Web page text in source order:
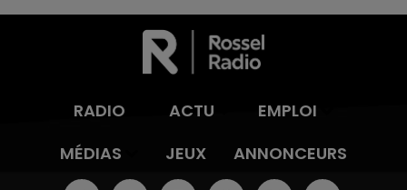
RADIO ACTU
EMPLOI
MÉDIAS
JEUX ANNONCEURS